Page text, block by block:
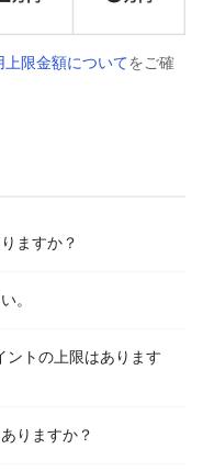
上限金額についてをご確
ますか？
。
ントの上限はあります
りますか？